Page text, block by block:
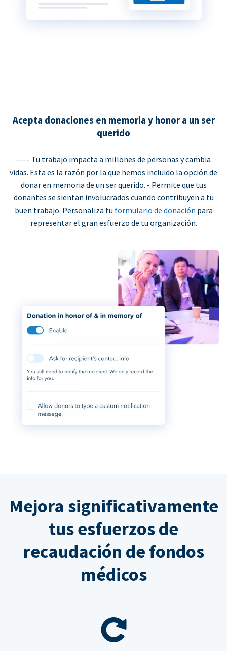
Acepta donaciones en memoria y honor a un ser
querido
--- - Tu trabajo impacta a millones de personas y cambia
vidas. Esta es la razón por la que hemos incluido la opción de
donar en memoria de un ser querido. - Permite que tus
donantes se sientan involucrados cuando contribuyen a tu
buen trabajo. Personaliza tu formulario de donación para
representar el gran esfuerzo de tu organización.
Mejora significativamente
tus esfuerzos de
recaudación de fondos
médicos